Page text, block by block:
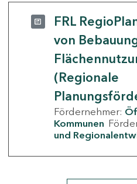
FRL
von
(Regionale
Fördernehmer:
Kommunen
und